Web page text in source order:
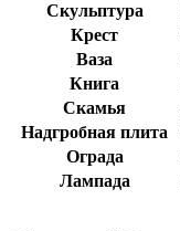
Скульптура
Крест
Ваза
Книга
Скамья
Надгробная плита
Ограда
Лампада